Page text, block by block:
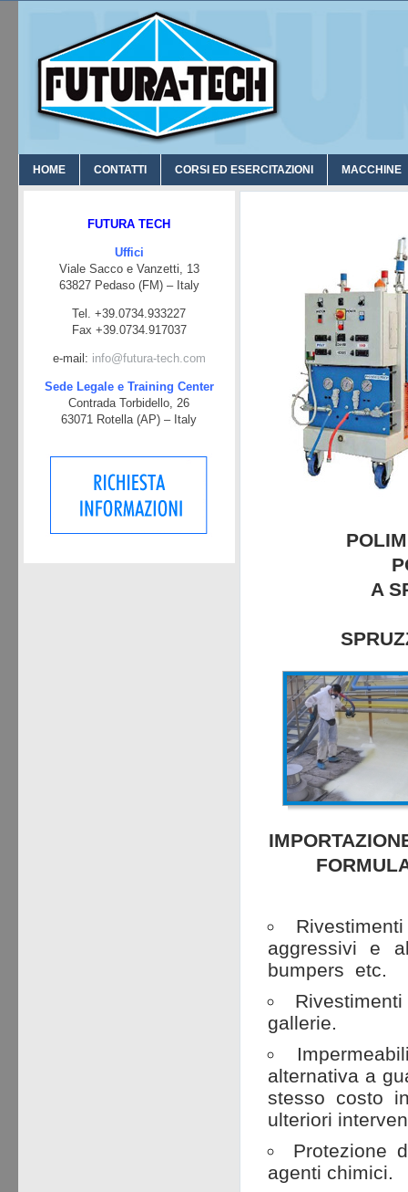
HOME CONTATTI CORSI ED ESERCITAZIONI MACCHINE
A
aggressivi e
bumpers etc.
gallerie.
alternativa a
stesso costo
ulteriori
Protezione
agenti chimici.
FUTURA TECH
Uffici
Viale Sacco e Vanzetti, 13
63827 Pedaso (FM) – Italy
Tel. +39.0734.933227
Fax +39.0734.917037
e-mail: info@futura-tech.com
Sede Legale e Training Center
Contrada Torbidello, 26
63071 Rotella (AP) – Italy